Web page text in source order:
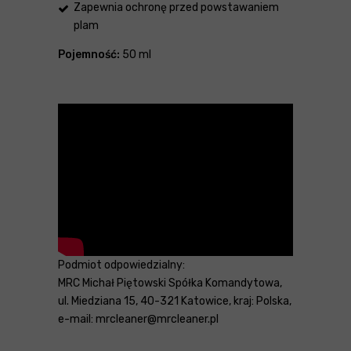
Zapewnia ochronę przed powstawaniem
plam
Pojemność: 50 ml
Podmiot odpowiedzialny:
MRC Michał Piętowski Spółka Komandytowa,
ul. Miedziana 15, 40-321 Katowice, kraj: Polska,
e-mail: mrcleaner@mrcleaner.pl